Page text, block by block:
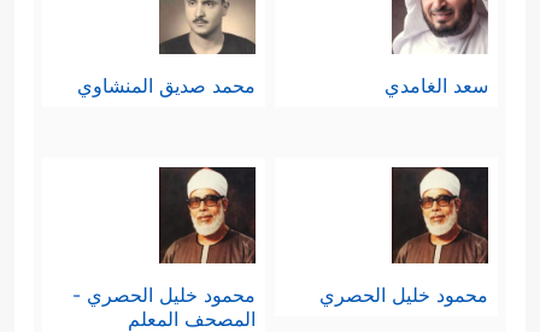
سعد الغامدي محمد صديق المنشاوي
محمود خليل الحصري
محمود خليل الحصري -
المصحف المعلم